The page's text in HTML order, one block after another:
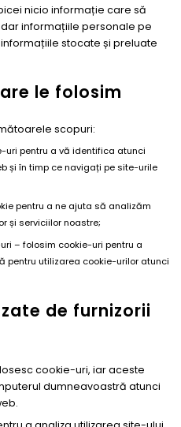
nicio informație care să
informațiile personale pe
stocate și preluate
le folosim
scopuri:
pentru a vă identifica atunci
și în timp ce navigați pe site-urile
pentru a ne ajuta să analizăm
și serviciilor noastre;
– folosim cookie-uri pentru a
pentru utilizarea cookie-urilor atunci
de furnizorii
cookie-uri, iar aceste
dumneavoastră atunci